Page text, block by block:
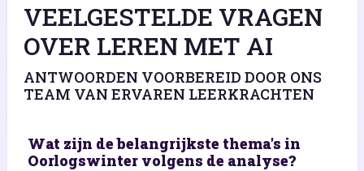
VEELGESTELDE VRAGEN
OVER LEREN MET AI
ANTWOORDEN VOORBEREID DOOR ONS
TEAM VAN ERVAREN LEERKRACHTEN
Wat zijn de belangrijkste thema's in
Oorlogswinter volgens de analyse?